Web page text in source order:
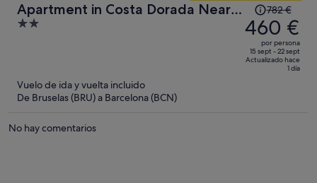
Apartment in Costa Dorada Near
the Beach
2
precio
era
de
782 €,
782 €
460 €
por persona
15 sept - 22 sept
Actualizado hace
1 día
Vuelo de ida y vuelta incluido
De Bruselas (BRU) a Barcelona (BCN)
No hay comentarios